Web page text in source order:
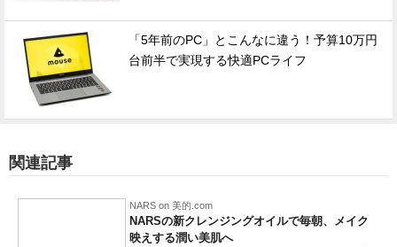
「5年前のPC」とこんなに違う！予算10万円
台前半で実現する快適PCライフ
関連記事
NARS on 美的.com
NARSの新クレンジングオイルで毎朝、メイク
映えする潤い美肌へ